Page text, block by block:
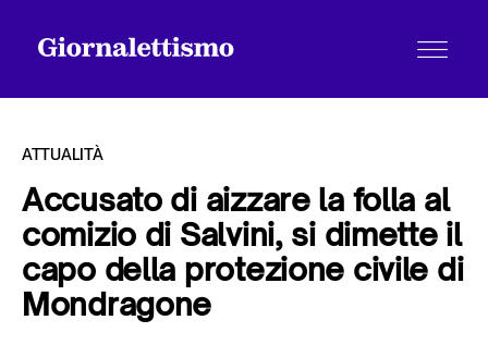
Tutti gli articoli
ATTUALITÀ
Accusato di aizzare la folla al
comizio di Salvini, si dimette il
capo della protezione civile di
Mondragone